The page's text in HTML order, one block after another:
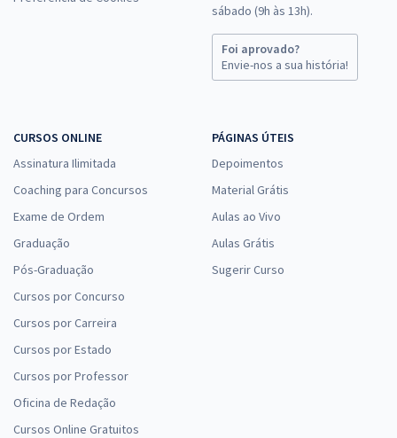
sábado (9h às 13h).
Foi aprovado?
Envie-nos a sua história!
CURSOS ONLINE
Assinatura Ilimitada
Coaching para Concursos
Exame de Ordem
Graduação
Pós-Graduação
Cursos por Concurso
Cursos por Carreira
Cursos por Estado
Cursos por Professor
Oficina de Redação
Cursos Online Gratuitos
PÁGINAS ÚTEIS
Depoimentos
Material Grátis
Aulas ao Vivo
Aulas Grátis
Sugerir Curso